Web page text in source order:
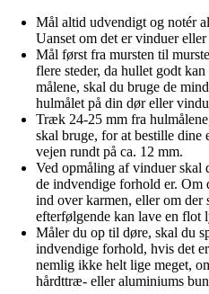
Mål altid udvendigt og notér
Uanset om det er vinduer eller
Mål først fra mursten til
flere steder, da hullet godt
målene, skal du bruge de
hulmålet på din dør eller
Træk 24-25 mm fra
skal bruge, for at bestille dine
vejen rundt på ca. 12 mm.
Ved opmåling af vinduer
de indvendige forhold er. Om
ind over karmen, eller om
efterfølgende kan lave en flot
Måler du op til døre, skal du
indvendige forhold, hvis det
nemlig ikke helt lige meget,
hårdttræ- eller aluminiums